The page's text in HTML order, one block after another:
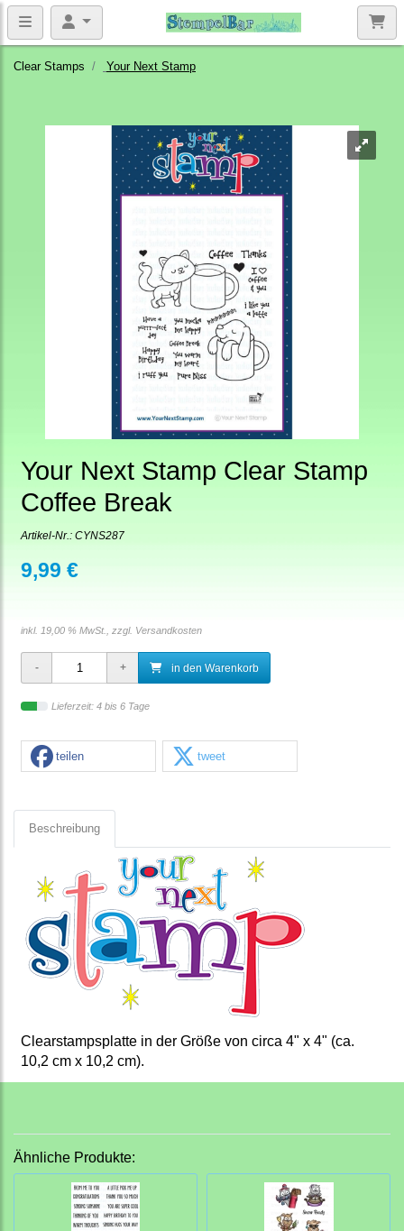
Clear Stamps Your Next Stamp
Your Next Stamp Clear Stamp
Coffee Break
Artikel-Nr.: CYNS287
9,99 €
inkl. 19,00 % MwSt., zzgl. Versandkosten
in den Warenkorb
Lieferzeit: 4 bis 6 Tage
teilen tweet
Beschreibung
Clearstampsplatte in der Größe von circa 4" x 4" (ca.
10,2 cm x 10,2 cm).
Ähnliche Produkte: